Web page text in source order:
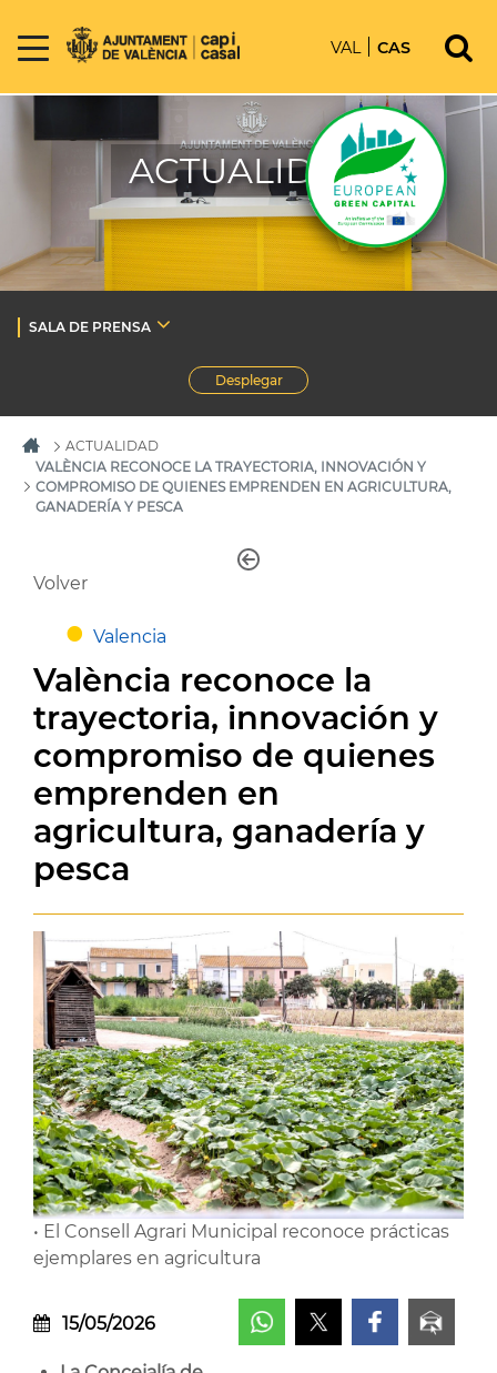
VAL CAS
ACTUALIDAD
SALA DE PRENSA
Desplegar
ACTUALIDAD
VALÈNCIA RECONOCE LA TRAYECTORIA, INNOVACIÓN Y
COMPROMISO DE QUIENES EMPRENDEN EN AGRICULTURA,
GANADERÍA Y PESCA
Volver
Valencia
València reconoce la
trayectoria, innovación y
compromiso de quienes
emprenden en
agricultura, ganadería y
pesca
• El Consell Agrari Municipal reconoce prácticas
ejemplares en agricultura
15/05/2026